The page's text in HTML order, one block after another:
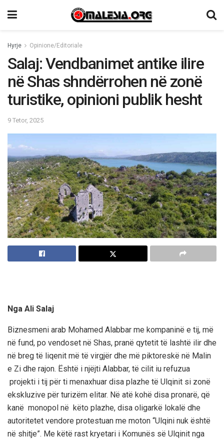
Hyrje Opinione/Editoriale
Salaj: Vendbanimet antike ilire
në Shas shndërrohen në zonë
turistike, opinioni publik hesht
9 Tetor, 2025
Nga Ali Salaj
Biznesmeni arab Mohamed Alabbar me kompaninë e tij, më
në fund, po vendoset në Shas, pranë qytetit të lashtë ilir dhe
në breg të liqenit më të virgjër dhe më piktoreskë në Malin
e Zi dhe rajon. Është i njëjti Alabbar, të cilit iu refuzua
projekti i tij për ti menaxhuar disa plazhe të Ulqinit si zonë
ekskluzive për turizëm elitar. Në atë kohë disa pronarë, që
kanë monopol në këto plazhe, disa oligarkë lokalë dhe
autoritetet vendore protestuan me moton “Ulqini nuk është
në shitje”. Me këtë rast kryetari i Komunës së Ulqinit nga